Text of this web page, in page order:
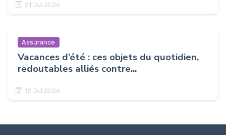
21 Jul 2026
Assurance
Vacances d’été : ces objets du quotidien,
redoutables alliés contre...
12 Jul 2026